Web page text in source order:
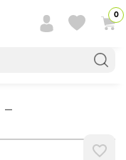
0
—